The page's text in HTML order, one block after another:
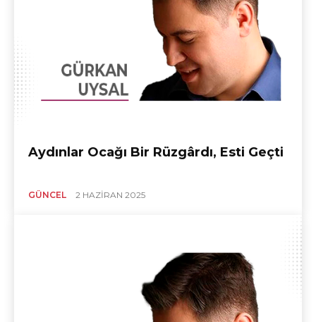
Aydınlar Ocağı Bir Rüzgârdı, Esti Geçti
GÜNCEL 2 HAZIRAN 2025